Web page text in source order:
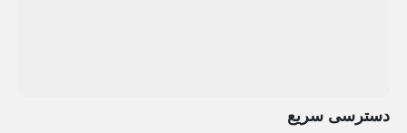
دسترسی سریع